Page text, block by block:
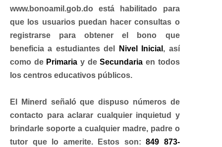
www.bonoamil.gob.do está habilitado para
que los usuarios puedan hacer consultas o
registrarse para obtener el bono que
beneficia a estudiantes del
Nivel Inicial , así
como de Primaria y deSecundaria en todos
los centros educativos públicos.
El Minerd señaló que dispuso números de
contacto para aclarar cualquier inquietud y
brindarle soporte a cualquier madre, padre o
tutor que lo amerite. Estos son:849 873-